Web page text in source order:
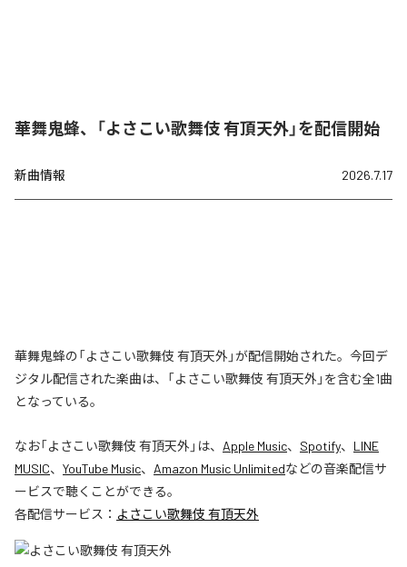
華舞鬼蜂、「よさこい歌舞伎 有頂天外」を配信開始
新曲情報 2026.7.17
華舞鬼蜂の「よさこい歌舞伎 有頂天外」が配信開始された。今回デ
ジタル配信された楽曲は、「よさこい歌舞伎 有頂天外」を含む全1曲
となっている。
なお「よさこい歌舞伎 有頂天外 」は、 Apple Music、 Spotify、 LINE
MUSIC、 YouTube Music、 Amazon Music Unlimitedなどの音楽配信サ
ービスで聴くことができる。
各配信サービス： よさこい歌舞伎 有頂天外